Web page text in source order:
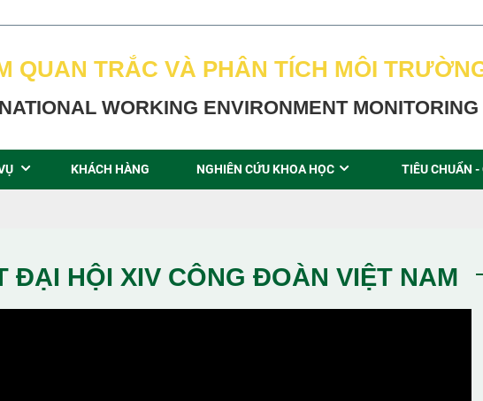
QUAN TRẮC VÀ PHÂN TÍCH MÔI
NATIONAL WORKING ENVIRONMENT MONITORING
KHÁCH HÀNG NGHIÊN CỨU KHOA HỌC TIÊU CHUẨN -
ĐẠI HỘI XIV CÔNG ĐOÀN VIỆT NAM